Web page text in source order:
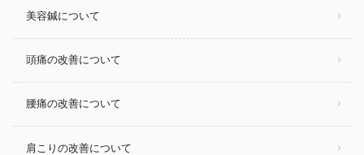
美容鍼について
頭痛の改善について
腰痛の改善について
肩こりの改善について